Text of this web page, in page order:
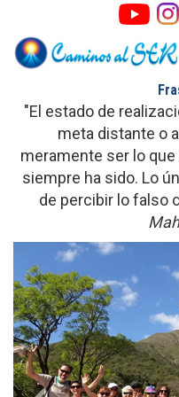
"El estado de
meta distante o
meramente ser lo
siempre ha sido. Lo
de percibir lo falso